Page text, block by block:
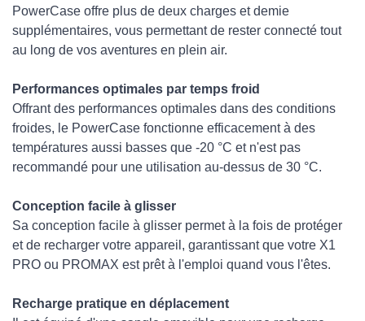
PowerCase offre plus de deux charges et demie
supplémentaires, vous permettant de rester connecté tout
au long de vos aventures en plein air.
Performances optimales par temps froid
Offrant des performances optimales dans des conditions
froides, le PowerCase fonctionne efficacement à des
températures aussi basses que -20 °C et n'est pas
recommandé pour une utilisation au-dessus de 30 °C.
Conception facile à glisser
Sa conception facile à glisser permet à la fois de protéger
et de recharger votre appareil, garantissant que votre X1
PRO ou PROMAX est prêt à l'emploi quand vous l'êtes.
Recharge pratique en déplacement